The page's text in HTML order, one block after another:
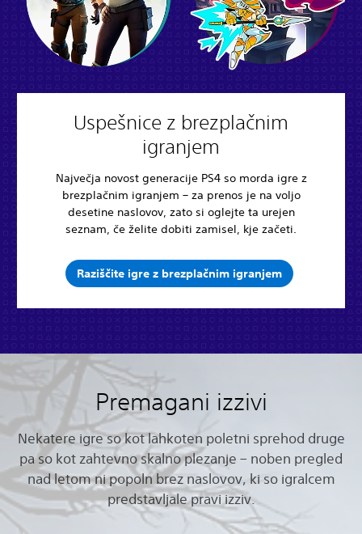
Uspešnice z brezplačnim
igranjem
Največja novost generacije PS4 so morda igre z
brezplačnim igranjem – za prenos je na voljo
desetine naslovov, zato si oglejte ta urejen
seznam, če želite dobiti zamisel, kje začeti.
Raziščite igre z brezplačnim igranjem
Premagani izzivi
Nekatere igre so kot lahkoten poletni sprehod druge
pa so kot zahtevno skalno plezanje – noben pregled
nad letom ni popoln brez naslovov, ki so igralcem
predstavljale pravi izziv.